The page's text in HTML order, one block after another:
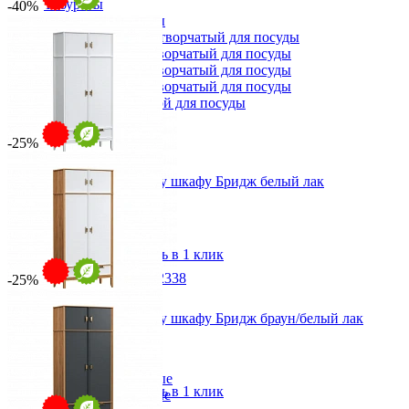
Табуреты
Шкафы для посуды
Шкаф 1-но створчатый для посуды
Шкаф 2-х створчатый для посуды
Шкаф 3-х створчатый для посуды
Шкаф 4-х створчатый для посуды
Шкаф угловой для посуды
Стул Юстина БМ-2338
В корзину
Прихожая
Вешалки напольные
Вешалки настенные
-40%
Антресоль к 2х дверному шкафу Бридж белый лак
от 14 142 ₽
от 23 570 ₽
117,6х49х60 см
В корзину
Быстро купить в 1 клик
-25%
Антресоль к 2х дверному шкафу Бридж браун/белый лак
от 17 678 ₽
117,6х49х60 см
В корзину
Быстро купить в 1 клик
-25%